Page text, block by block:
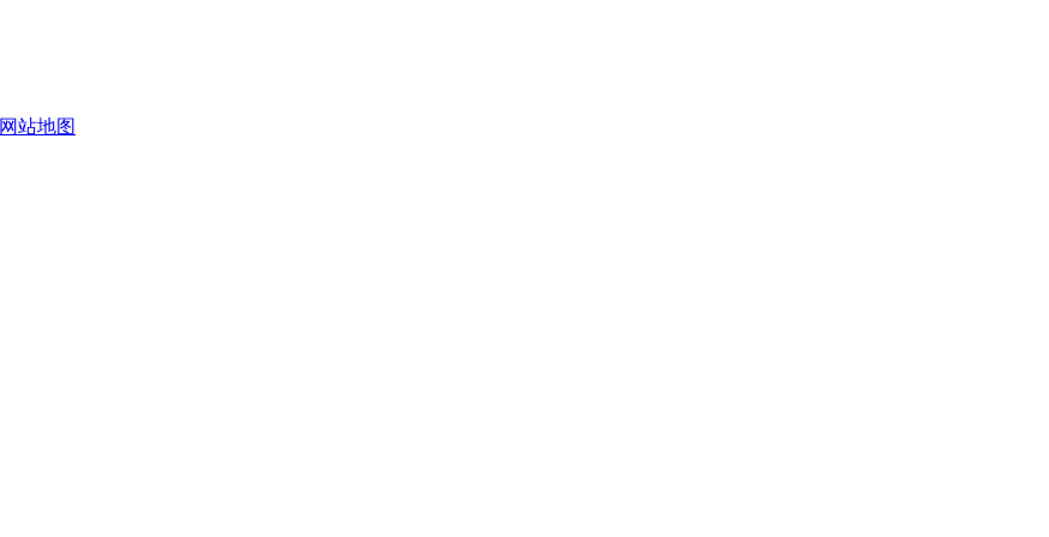
网站地图